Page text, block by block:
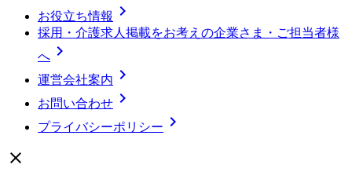
お役立ち情報 
採用・介護求人掲載をお考えの企業さま・ご担当者様
へ 
運営会社案内 
お問い合わせ 
プライバシーポリシー 
